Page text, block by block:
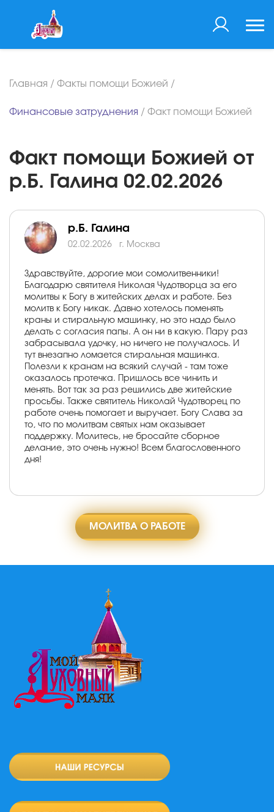
Главная / Факты помощи Божией /
Финансовые затруднения / Факт помощи Божией
Факт помощи Божией от
р.Б. Галина 02.02.2026
р.Б. Галина
02.02.2026 г. Москва
Здравствуйте, дорогие мои сомолитвенники!
Благодарю святителя Николая Чудотворца за его
молитвы к Богу в житейских делах и работе. Без
молитв к Богу никак. Давно хотелось поменять
краны и стиральную машинку, но это надо было
делать с согласия папы. А он ни в какую. Пару раз
забрасывала удочку, но ничего не получалось. И
тут внезапно ломается стиральная машинка.
Полезли к кранам на всякий случай - там тоже
оказалось протечка. Пришлось все чинить и
менять. Вот так за раз решились две житейские
просьбы. Также святитель Николай Чудотворец по
работе очень помогает и выручает. Богу Слава за
то, что по молитвам святых нам оказывает
поддержку. Молитесь, не бросайте сборное
делание, это очень нужно! Всем благословенного
дня!
МОЛИТВА О РАБОТЕ